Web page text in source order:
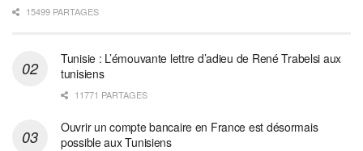
15499 PARTAGES
Tunisie : L’émouvante lettre d’adieu de René Trabelsi aux
tunisiens
11771 PARTAGES
Ouvrir un compte bancaire en France est désormais
possible aux Tunisiens